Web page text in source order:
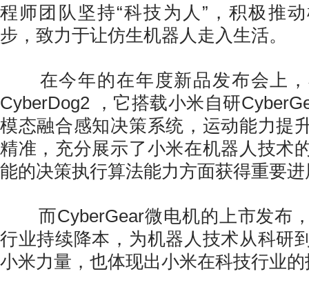
程师团队坚持“科技为人”，积极推
步，致力于让仿生机器人走入生活。
在今年的在年度新品发布会上，
CyberDog2 ，它搭载小米自研
模态融合感知决策系统，运动能力提
精准，充分展示了小米在机器人技术
能的决策执行算法能力方面获得重要进
而CyberGear微电机的上市发布
行业持续降本，为机器人技术从科研
小米力量，也体现出小米在科技行业